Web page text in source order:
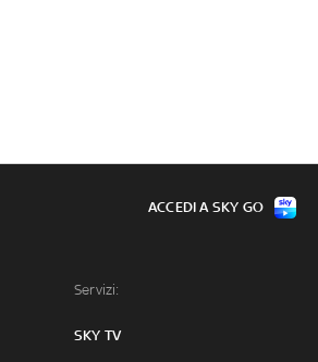
Servizi:
SKY TV
ACCEDI A SKY GO